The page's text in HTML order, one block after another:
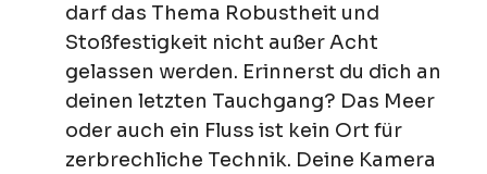
darf das Thema Robustheit und
Stoßfestigkeit nicht außer Acht
gelassen werden. Erinnerst du dich an
deinen letzten Tauchgang? Das Meer
oder auch ein Fluss ist kein Ort für
zerbrechliche Technik. Deine Kamera